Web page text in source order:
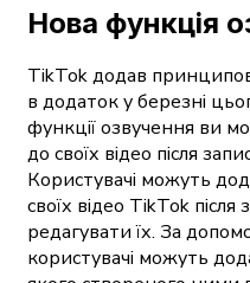
Нова функція
TikTok додав
в додаток у березні
функції озвучення ви
до своїх відео після
Користувачі можуть
своїх відео TikTok
редагувати їх. За
користувачі можуть